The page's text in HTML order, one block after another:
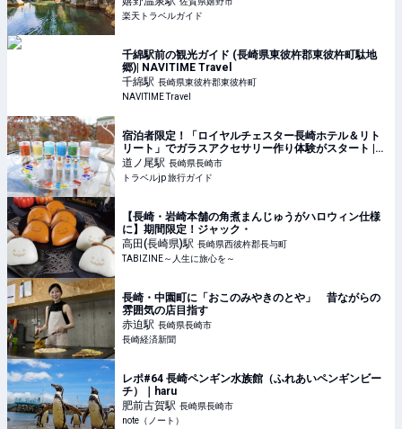
楽天トラベルガイド
千綿駅前の観光ガイド (長崎県東彼杵郡東彼杵町駄地
郷)| NAVITIME Travel
千綿駅 長崎県東彼杵郡東彼杵町
NAVITIME Travel
宿泊者限定！「ロイヤルチェスター長崎ホテル＆リト
リート」でガラスアクセサリー作り体験がスタート |
長崎県 | トラベルjp 旅行ガイド
道ノ尾駅 長崎県長崎市
トラベルjp 旅行ガイド
【長崎・岩崎本舗の角煮まんじゅうがハロウィン仕様
に】期間限定！ジャック・
高田(長崎県)駅 長崎県西彼杵郡長与町
TABIZINE～人生に旅心を～
長崎・中園町に「おこのみやきのとや」 昔ながらの
雰囲気の店目指す
赤迫駅 長崎県長崎市
長崎経済新聞
レポ#64 長崎ペンギン水族館（ふれあいペンギンビー
チ）｜haru
肥前古賀駅 長崎県長崎市
note（ノート）